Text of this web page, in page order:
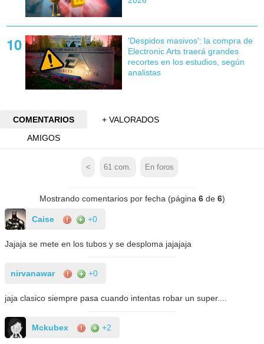
'Despidos masivos': la compra de
Electronic Arts traerá grandes
recortes en los estudios, según
analistas
COMENTARIOS
+ VALORADOS
AMIGOS
< 61 com. En foros
Mostrando comentarios por fecha (página 6de 6)
Caise +0
Jajaja se mete en los tubos y se desploma jajajaja
nirvanawar +0
jaja clasico siempre pasa cuando intentas robar un super....
Mckubex +2